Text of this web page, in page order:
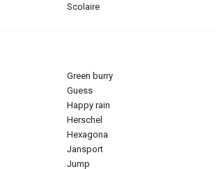
scolaire
green burry
guess
happy rain
herschel
hexagona
jansport
jump